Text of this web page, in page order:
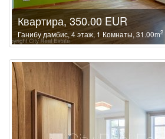
Квартира, 350.00 EUR
Ганибу дамбис, 4 этаж, 1 Комнаты, 31.00m2